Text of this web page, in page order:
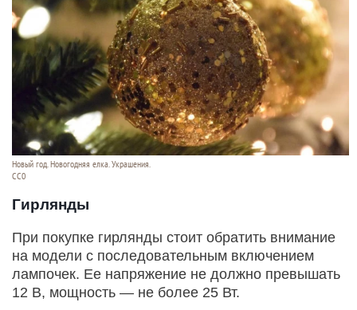
Новый год. Новогодняя елка. Украшения.
СС0
Гирлянды
При покупке гирлянды стоит обратить внимание
на модели с последовательным включением
лампочек. Ее напряжение не должно превышать
12 В, мощность — не более 25 Вт.